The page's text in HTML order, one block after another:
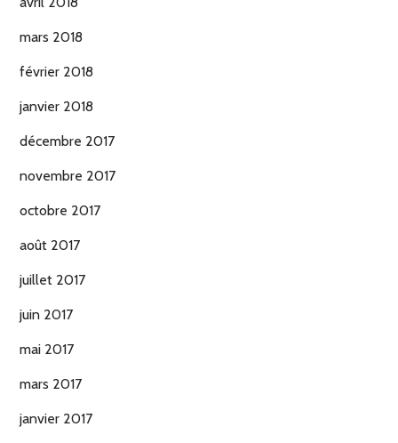
mars 2018
février 2018
janvier 2018
décembre 2017
novembre 2017
octobre 2017
août 2017
juillet 2017
juin 2017
mai 2017
mars 2017
janvier 2017